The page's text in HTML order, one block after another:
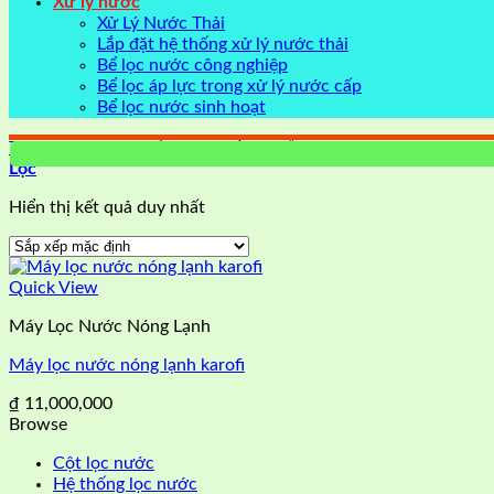
Xử Lý Nước Thải
Lắp đặt hệ thống xử lý nước thải
Bể lọc nước công nghiệp
Bể lọc áp lực trong xử lý nước cấp
Bể lọc nước sinh hoạt
Trang chủ
Lọc
Hiển thị kết quả duy nhất
Quick View
Máy Lọc Nước Nóng Lạnh
Máy lọc nước nóng lạnh karofi
₫ 11,000,000
Browse
Cột lọc nước
Hệ thống lọc nước